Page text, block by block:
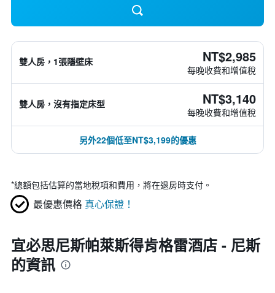
雙人房，1張隱壁床 NT$2,985
每晚收費和增值稅
雙人房，沒有指定床型 NT$3,140
每晚收費和增值稅
另外22個低至NT$3,199的優惠
*總額包括估算的當地稅項和費用，將在退房時支付。
最優惠價格 真心保證！
宜必思尼斯帕萊斯得肯格雷酒店 - 尼斯
的資訊